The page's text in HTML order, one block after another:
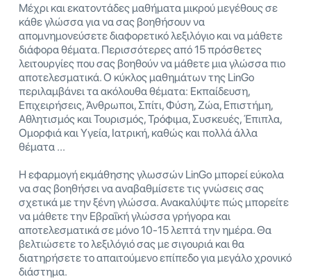
Μέχρι και εκατοντάδες μαθήματα μικρού μεγέθους σε
κάθε γλώσσα για να σας βοηθήσουν να
απομνημονεύσετε διαφορετικό λεξιλόγιο και να μάθετε
διάφορα θέματα. Περισσότερες από 15 πρόσθετες
λειτουργίες που σας βοηθούν να μάθετε μια γλώσσα πιο
αποτελεσματικά. Ο κύκλος μαθημάτων της LinGo
περιλαμβάνει τα ακόλουθα θέματα: Εκπαίδευση,
Επιχειρήσεις, Άνθρωποι, Σπίτι, Φύση, Ζώα, Επιστήμη,
Αθλητισμός και Τουρισμός, Τρόφιμα, Συσκευές, Έπιπλα,
Ομορφιά και Υγεία, Ιατρική, καθώς και πολλά άλλα
θέματα ...
Η εφαρμογή εκμάθησης γλωσσών LinGo μπορεί εύκολα
να σας βοηθήσει να αναβαθμίσετε τις γνώσεις σας
σχετικά με την ξένη γλώσσα. Ανακαλύψτε πώς μπορείτε
να μάθετε την Εβραΐκή γλώσσα γρήγορα και
αποτελεσματικά σε μόνο 10-15 λεπτά την ημέρα. Θα
βελτιώσετε το λεξιλόγιό σας με σιγουριά και θα
διατηρήσετε το απαιτούμενο επίπεδο για μεγάλο χρονικό
διάστημα.